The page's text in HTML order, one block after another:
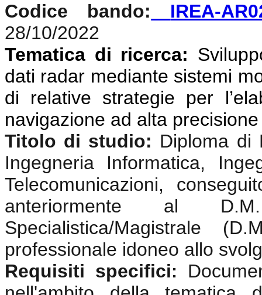
Codice bando:
IREA-
28/10/2022
Tematica di ricerca:
dati radar mediante sistemi
di relative strategie per
navigazione ad alta
Titolo di studio: Diploma di
Ingegneria Informatica,
Telecomunicazioni,
anteriormente al
Specialistica/Magistrale
professionale idoneo allo
Requisiti specifici: